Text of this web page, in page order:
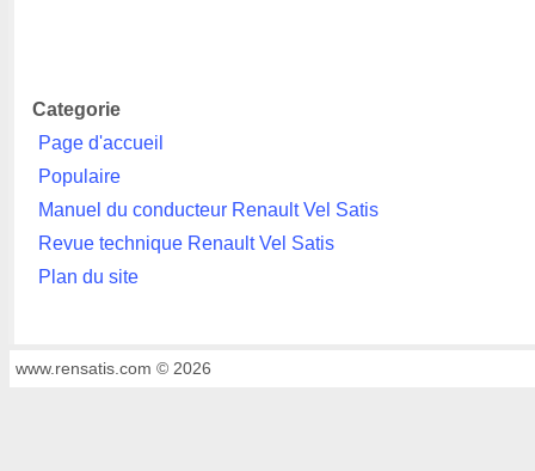
Categorie
Page d'accueil
Populaire
Manuel du conducteur Renault Vel Satis
Revue technique Renault Vel Satis
Plan du site
www.rensatis.com © 2026